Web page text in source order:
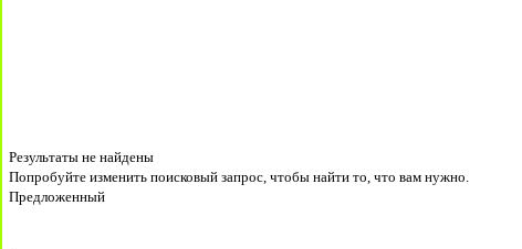
Результаты не найдены
Попробуйте изменить поисковый запрос, чтобы найти то, что вам нужно.
Предложенный